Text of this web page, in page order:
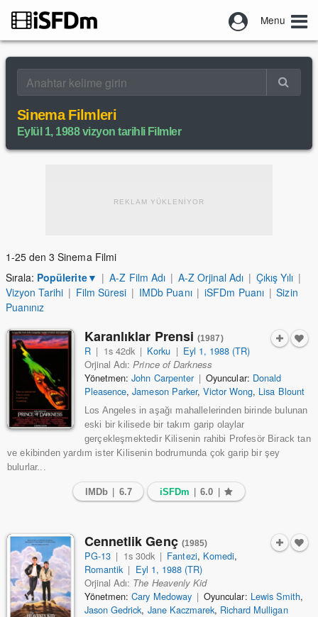
Menu
Sinema Filmleri
Eylül 1, 1988 vizyon tarihli Filmler
REKLAM YÜKLENİYOR
1-25 den 3 Sinema Filmi
Sırala: Popülerite▼ | A-Z Film Adı | A-Z Orjinal Adı | Çıkış Yılı |
Vizyon Tarihi | Film Süresi | IMDb Puanı | iSFDm Puanı | Sizin
Puanınız
Karanlıklar Prensi (1987)
R | 1s 42dk | Korku | Eyl 1, 1988 (TR)
Orjinal Adı:Prince of Darkness
Yönetmen: John Carpenter | Oyuncular: Donald
Pleasence,Jameson Parker, Victor Wong, Lisa Blount
Los Angeles in aşağı mahallelerinden birinde bulunan
eski bir kilisede bir takım garip olaylar
gerçekleşmektedir Kilisenin rahibi Profesör Birack tan
ve ekibinden yardım ister Kilisenin bodrumunda çok garip bir şey
bulurlar...
IMDb 6.7 iSFDm 6.0
Cennetlik Genç (1985)
PG-13 | 1s 30dk | Fantezi, Komedi,
Romantik | Eyl 1, 1988 (TR)
Orjinal Adı: The Heavenly Kid
Yönetmen: Cary Medoway | Oyuncular: Lewis Smith,
Jason Gedrick, Jane Kaczmarek, Richard Mulligan